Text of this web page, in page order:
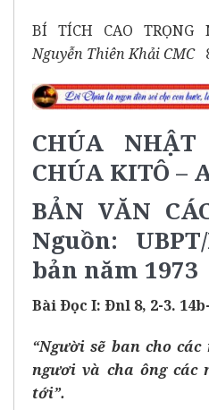
BÍ TÍCH CAO TRỌNG
Nguyễn Thiên Khải CMC
CHÚA
CHÚA KITÔ –
BẢN VĂN
Nguồn:
bản năm 1973
Bài Ðọc I: Ðnl 8, 2-3.
“Người sẽ ban cho
ngươi và cha ông các
tới”.